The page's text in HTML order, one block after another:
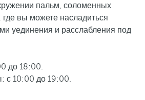
пальм, соломенных
где вы можете насладиться
уединения и расслабления под
до 18:00.
с 10:00 до 19:00.